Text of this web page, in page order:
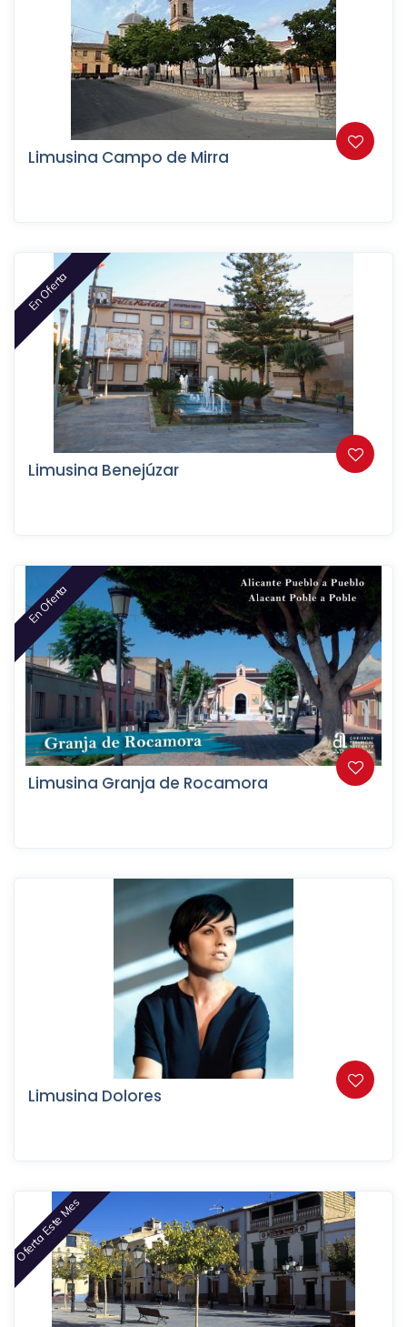
Limusina Campo de Mirra
En Oferta
Limusina Benejúzar
En Oferta
Limusina Granja de Rocamora
Limusina Dolores
Oferta Este Mes